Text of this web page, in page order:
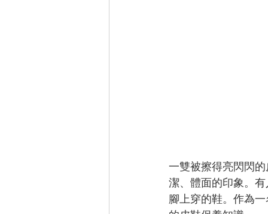
一雙被擦得亮閃閃
潔、體面的印象。
腳上穿的鞋。作為